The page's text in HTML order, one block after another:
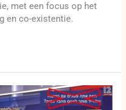
met een focus op het
en co-existentie.